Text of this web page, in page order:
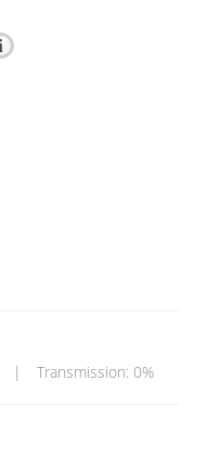
| Transmission: 0%